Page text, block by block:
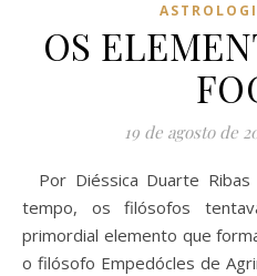
OS
19 de agosto de
Por Diéssica Duarte Ribas Na Grécia Antiga, há muito
tempo, os filósofos
primordial elemento que
o filósofo Empedócles de